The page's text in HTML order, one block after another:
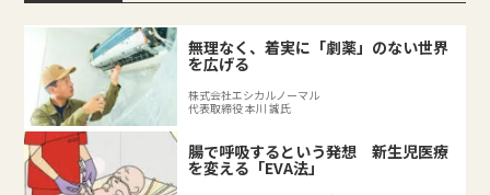
無理なく、着実に「劇薬」のない世界
を広げる
株式会社エシカルノーマル
代表取締役 本川 誠氏
腸で呼吸するという発想 新生児医療
を変える「EVA法」